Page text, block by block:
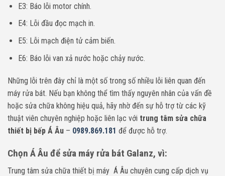
E3: Báo lỗi motor chính.
E4: Lỗi đầu đọc mạch in.
E5: Lỗi mạch điện tử cảm biến.
E6: Báo lỗi van xả nước hoặc chảy nước.
Những lỗi trên đây chỉ là một số trong số nhiều lỗi liên quan đến
máy rửa bát. Nếu bạn không thể tìm thấy nguyên nhân của vấn đề
hoặc sửa chữa không hiệu quả, hãy nhờ đến sự hỗ trợ từ các kỹ
thuật viên chuyên nghiệp hoặc liên lạc với trung tâm sửa chữa
thiết bị bếp Á Âu – 0989.869.181 để được hỗ trợ.
Chọn Á Âu để sửa máy rửa bát Galanz, vì:
Trung tâm sửa chữa thiết bị máy Á Âu chuyên cung cấp dịch vụ